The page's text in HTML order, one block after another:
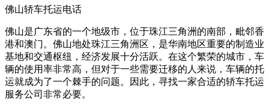
佛山轿车托运电话
佛山是广东省的一个地级市，位于珠江三角洲的南部，毗邻香
港和澳门。佛山地处珠江三角洲区，是华南地区重要的制造业
基地和交通枢纽，经济发展十分活跃。在这个繁荣的城市，车
辆的使用率非常高，但对于一些需要迁移的人来说，车辆的托
运就成为了一个棘手的问题。因此，寻找一家合适的轿车托运
服务公司非常必要。